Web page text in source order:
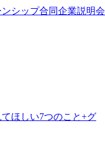
シップ合同企業説明会
てほしい7つのこと+グ